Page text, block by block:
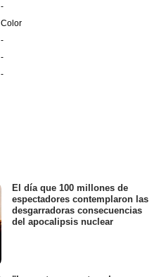
-
Color
-
-
-
El día que 100 millones de
espectadores contemplaron las
desgarradoras consecuencias
del apocalipsis nuclear